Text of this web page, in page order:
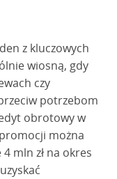
z kluczowych
wiosną, gdy
czy
potrzebom
obrotowy w
można
mln zł na okres